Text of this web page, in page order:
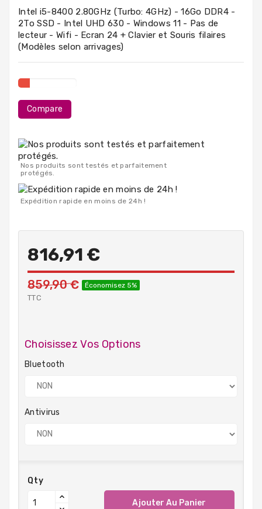
Composants
PC
Portables
Intel i5-8400 2.80GHz (Turbo: 4GHz) - 16Go DDR4 -
2To SSD - Intel UHD 630 - Windows 11 - Pas de
lecteur - Wifi - Ecran 24 + Clavier et Souris filaires
(Modèles selon arrivages)
Compare
Nos produits sont testés et parfaitement
protégés.
Expédition rapide en moins de 24h !
816,91 €
859,90 € Économisez 5%
TTC
Choisissez Vos Options
Bluetooth
Antivirus
Qty
Ajouter Au Panier